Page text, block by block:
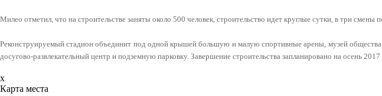
Милео отметил, что на строительстве заняты около 500 человек, строительство идет круглые сутки, в три смены
Реконструируемый стадион объединит под одной крышей большую и малую спортивные арены, музей
досугово-развлекательный центр и подземную парковку. Завершение строительства запланировано на осень 2017
x
Карта места